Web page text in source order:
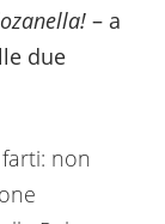
– a
due
non